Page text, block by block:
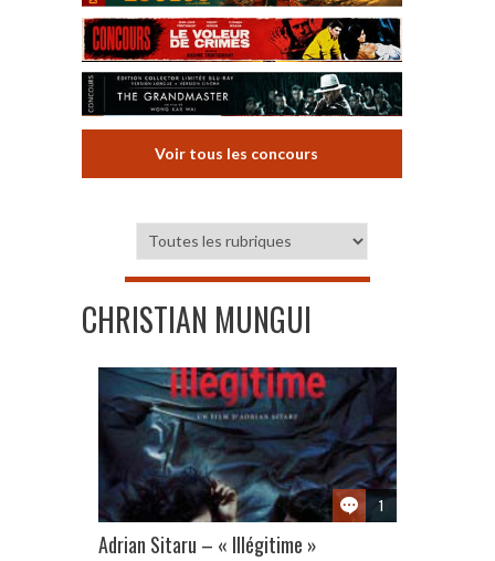
Voir tous les concours
CHRISTIAN MUNGUI
1
Adrian Sitaru – « Illégitime »